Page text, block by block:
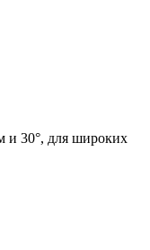
и 30°, для широких